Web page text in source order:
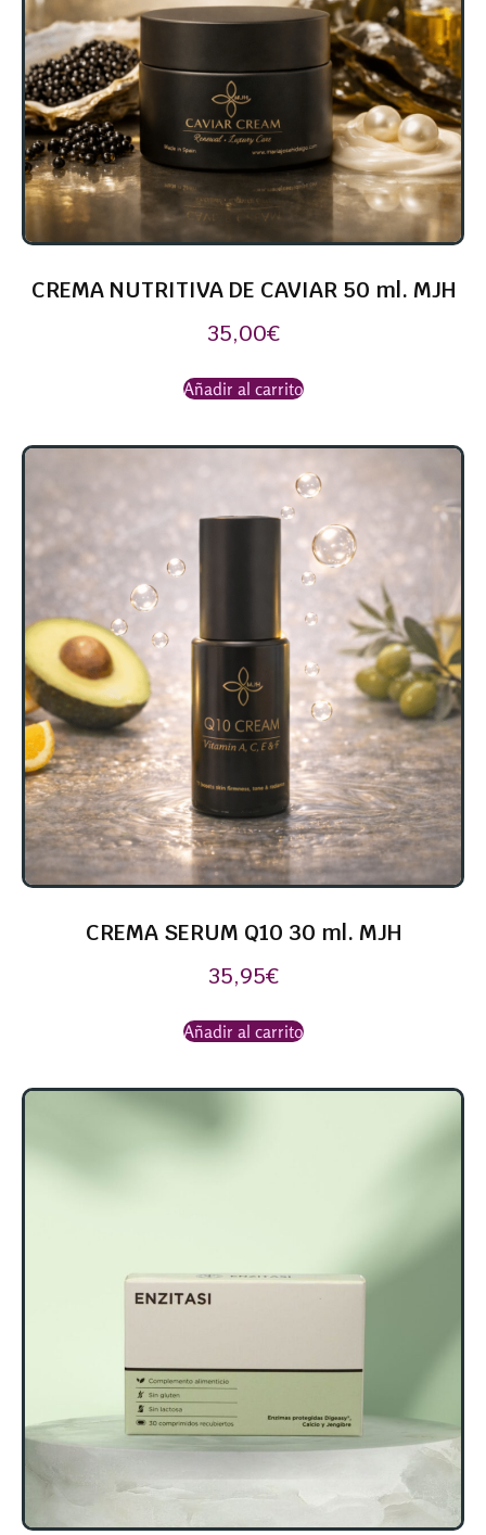
CREMA NUTRITIVA DE CAVIAR 50 ml. MJH
35,00€
Añadir al carrito
CREMA SERUM Q10 30 ml. MJH
35,95€
Añadir al carrito